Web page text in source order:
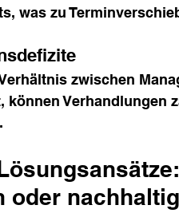
was zu
zwischen
können Verhandlungen
oder